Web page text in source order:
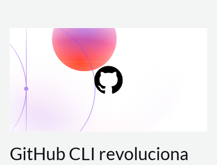
para
conteúdo
GitHub CLI revoluciona